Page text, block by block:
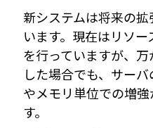
新システムは将来の
います。現在はリソ
を行っていますが、
した場合でも、サー
やメモリ単位での増
す。